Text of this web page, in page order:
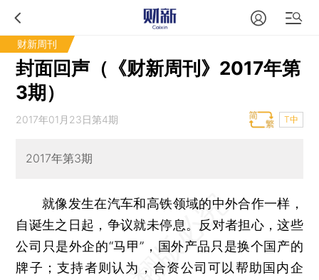
财新周刊
封面回声（《财新周刊》2017年第
3期）
2017年01月23日第4期 T中
2017年第3期
就像发生在汽车和高铁领域的中外合作一样，
自诞生之日起，争议就未停息。反对者担心，这些
公司只是外企的“马甲”，国外产品只是换个国产的
牌子；支持者则认为，合资公司可以帮助国内企